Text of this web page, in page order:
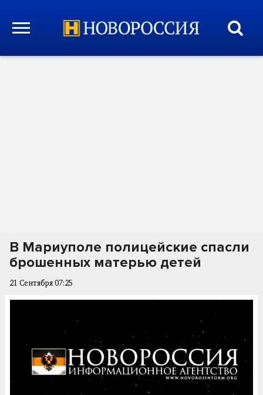
В Мариуполе полицейские спасли
брошенных матерью детей
21 Сентября 07:25